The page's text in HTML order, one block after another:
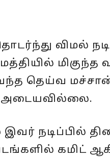
விமல்
வந்த தெய்வ
அடையவில்லை.
இவர் நடிப்பில்
கமிட்